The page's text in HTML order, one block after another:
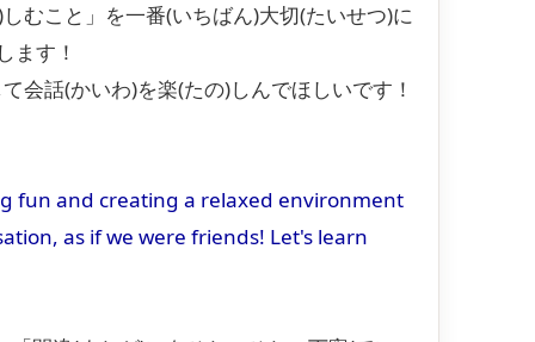
むこと」を一番(いちばん)大切(たいせつ)に
ます！
会話(かいわ)を楽(たの)しんでほしいです！
fun and creating a relaxed environment
as if we were friends! Let's learn